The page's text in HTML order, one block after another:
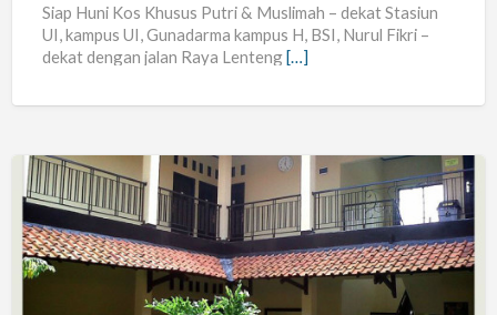
Univ
Pancasila,
Nurul
Fikri
Siap Huni Kos Khusus Putri & Muslimah – dekat Stasiun
UI, kampus UI, Gunadarma kampus H, BSI, Nurul Fikri –
dekat dengan jalan Raya Lenteng[…]
Kost
nyaman
dengan